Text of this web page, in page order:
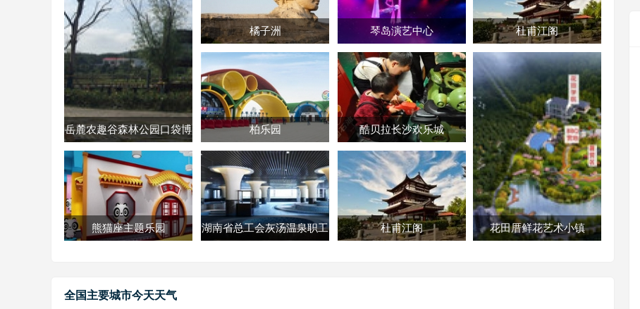
岳麓农趣谷森林公园口袋博
物馆
熊猫座主题乐园
橘子洲 琴岛演艺中心
柏乐园 酷贝拉长沙欢乐城
湖南省总工会灰汤温泉职工 杜甫江阁
杜甫江阁
花田厝鲜花艺术小镇
全国主要城市今天天气